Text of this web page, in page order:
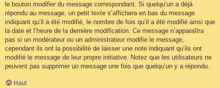
le bouton modifierdu message correspondant. Si quelqu’un a déjà
répondu au message, un petit texte s’affichera en bas du message
indiquant qu’il a été modifié, le nombre de fois qu’il a été modifié ainsi que
la date et l’heure de la dernière modification. Ce message n’apparaîtra
pas si un modérateur ou un administrateur modifie le message,
cependant ils ont la possibilité de laisser une note indiquant qu’ils ont
modifié le message de leur propre initiative. Notez que les utilisateurs ne
peuvent pas supprimer un message une fois que quelqu’un y a répondu.
Haut